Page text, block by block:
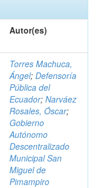
Autor(es)
Torres Machuca,
Ángel; Defensoría
Pública del
Ecuador; Narváez
Rosales, Óscar;
Gobierno
Autónomo
Descentralizado
Municipal San
Miguel de
Pimampiro